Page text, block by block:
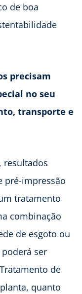
de boa
precisam
no seu
transporte e
resultados
pré-impressão
tratamento
combinação
de esgoto ou
ser
de
quanto